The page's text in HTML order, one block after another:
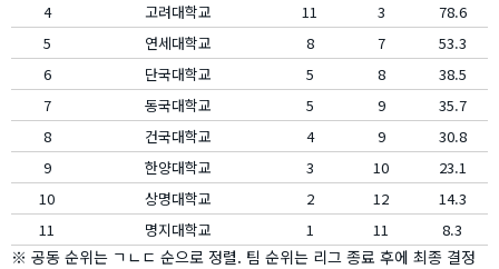
4
고려대학교 11 3
78.6
5
연세대학교 8 7
53.3
6
단국대학교 5 8
38.5
7
동국대학교 5 9
35.7
8
건국대학교 4 9
30.8
9
한양대학교 3 10
23.1
10
상명대학교 2 12
14.3
11
명지대학교 1 11 8.3
※ 공동 순위는 ㄱㄴㄷ 순으로 정렬. 팀 순위는 리그 종료 후에 최종 결정